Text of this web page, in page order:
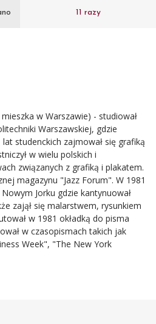
11 razy
w Warszawie) - studiował
Warszawskiej, gdzie
studenckich zajmował się grafiką
w wielu polskich i
związanych z grafiką i plakatem.
magazynu "Jazz Forum". W 1981
Jorku gdzie kantynuował
zajął się malarstwem, rysunkiem
w 1981 okładką do pisma
w czasopismach takich jak
Week", "The New York